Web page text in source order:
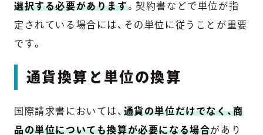
選択する必要があります。契約書などで単位が指
定されている場合には、その単位に従うことが重要
です。
通貨換算と単位の換算
国際請求書においては、 通貨の単位だけでなく、商
品の単位についても換算が必要になる場合があり